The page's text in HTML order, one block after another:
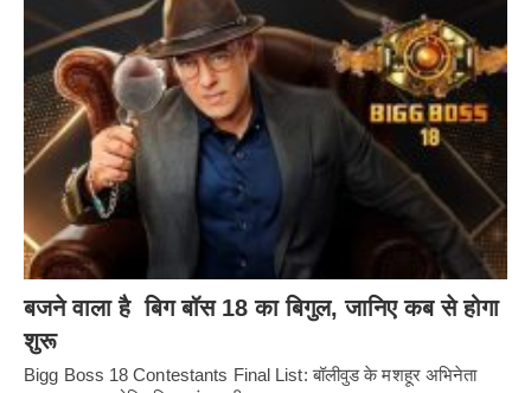
बजने वाला है बिग बॉस 18 का बिगुल, जानिए कब से होगा
शुरू
Bigg Boss 18 Contestants Final List: बॉलीवुड के मशहूर अभिनेता